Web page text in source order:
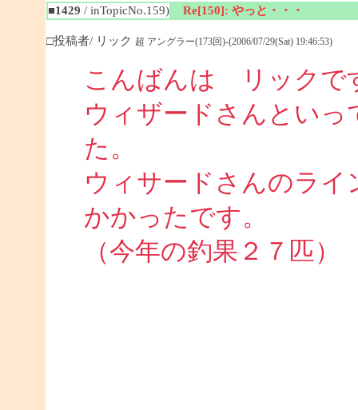
■1429 / inTopicNo.159) Re[150]: やっと・・・
□投稿者/ リック 超 アングラー(173回)-(2006/07/29(Sat) 19:46:53)
こんばんは リックで
ウィザードさんといっ
た。
ウィサードさんのラ
かかったです。
（今年の釣果２７匹）